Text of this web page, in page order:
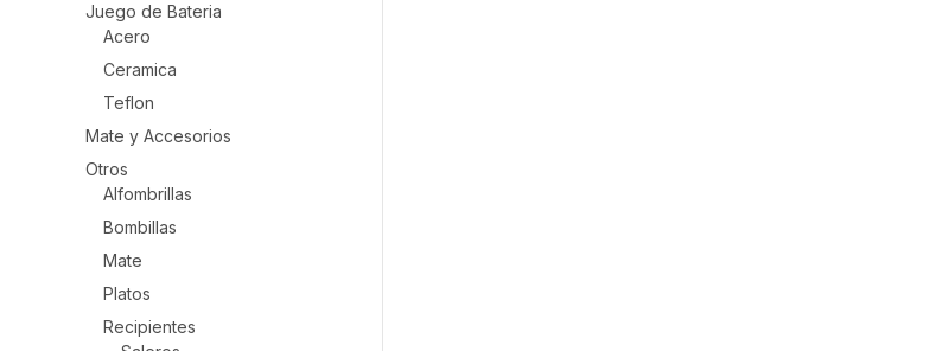
Juego de Bateria
Acero
Ceramica
Teflon
Mate y Accesorios
Otros
Alfombrillas
Bombillas
Mate
Platos
Recipientes